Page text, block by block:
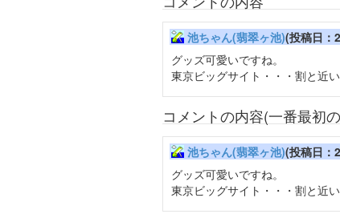
池ちゃん(翡翠ヶ池)(投稿日：
グッズ可愛いですね。
東京ビッグサイト・・・割と近
コメントの内容(一番最初
池ちゃん(翡翠ヶ池)(投稿日：
グッズ可愛いですね。
東京ビッグサイト・・・割と近